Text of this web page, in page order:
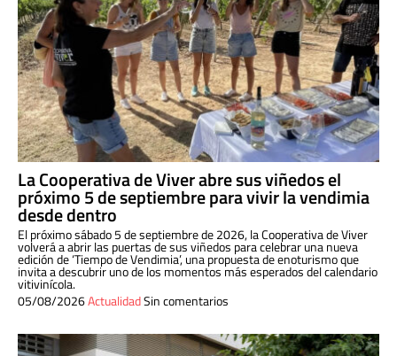
La Cooperativa de Viver abre sus viñedos el
próximo 5 de septiembre para vivir la vendimia
desde dentro
El próximo sábado 5 de septiembre de 2026, la Cooperativa de Viver
volverá a abrir las puertas de sus viñedos para celebrar una nueva
edición de ‘Tiempo de Vendimia’, una propuesta de enoturismo que
invita a descubrir uno de los momentos más esperados del calendario
vitivinícola.
05/08/2026ActualidadSin comentarios